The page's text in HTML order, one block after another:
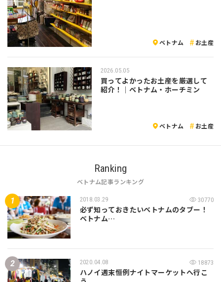
ベトナム お土産
2026.05.05
買ってよかったお土産を厳選して
紹介！｜ベトナム・ホーチミン
ベトナム お土産
Ranking
ベトナム記事ランキング
2018.03.29 30770
必ず知っておきたいベトナムのタブー！
ベトナム…
2020.04.08 18873
ハノイ週末恒例ナイトマーケットへ行こ